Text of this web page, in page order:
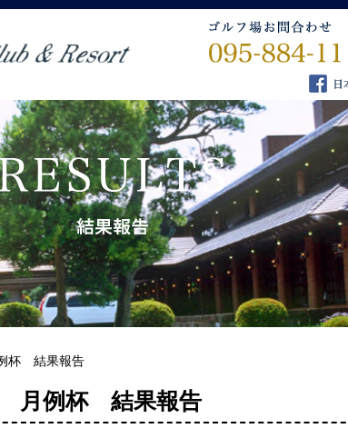
杯 結果報告
月例杯 結果報告